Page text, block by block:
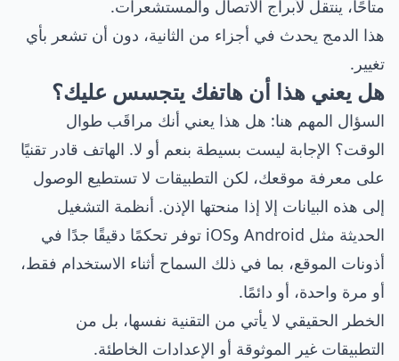
متاحًا، ينتقل لأبراج الاتصال والمستشعرات.
هذا الدمج يحدث في أجزاء من الثانية، دون أن تشعر بأي
تغيير.
هل يعني هذا أن هاتفك يتجسس عليك؟
السؤال المهم هنا: هل هذا يعني أنك مراقَب طوال
الوقت؟ الإجابة ليست بسيطة بنعم أو لا. الهاتف قادر تقنيًا
على معرفة موقعك، لكن التطبيقات لا تستطيع الوصول
إلى هذه البيانات إلا إذا منحتها الإذن. أنظمة التشغيل
الحديثة مثل Android وiOS توفر تحكمًا دقيقًا جدًا في
أذونات الموقع، بما في ذلك السماح أثناء الاستخدام فقط،
أو مرة واحدة، أو دائمًا.
الخطر الحقيقي لا يأتي من التقنية نفسها، بل من
التطبيقات غير الموثوقة أو الإعدادات الخاطئة.